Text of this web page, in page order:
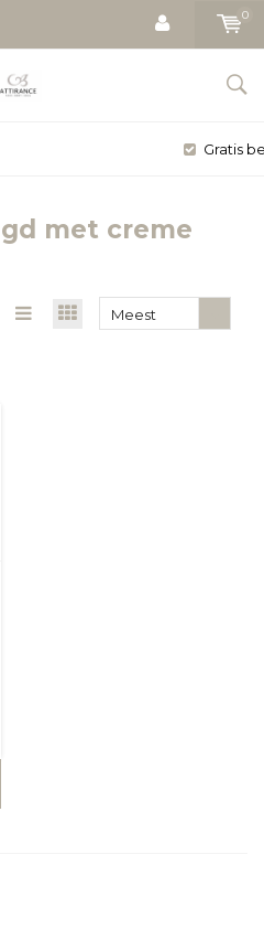
0
vanaf € 50
met creme
Meest